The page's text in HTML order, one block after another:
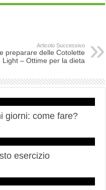
Articolo Successivo
preparare delle Cotolette
Light – Ottime per la dieta
giorni: come fare?
esercizio